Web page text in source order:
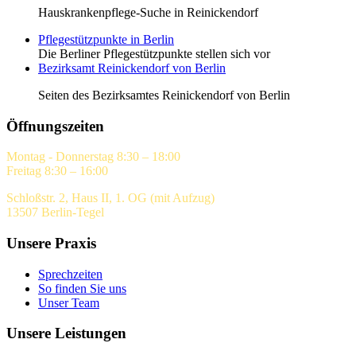
Hauskrankenpflege-Suche in Reinickendorf
Pflegestützpunkte in Berlin
Die Berliner Pflegestützpunkte stellen sich vor
Bezirksamt Reinickendorf von Berlin
Seiten des Bezirksamtes Reinickendorf von Berlin
Öffnungszeiten
Montag - Donnerstag 8:30 – 18:00
Freitag 8:30 – 16:00
Schloßstr. 2, Haus II, 1. OG (mit Aufzug)
13507 Berlin-Tegel
Unsere Praxis
Sprechzeiten
So finden Sie uns
Unser Team
Unsere Leistungen